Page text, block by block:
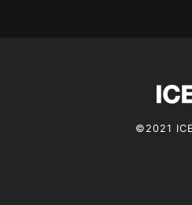
©2021